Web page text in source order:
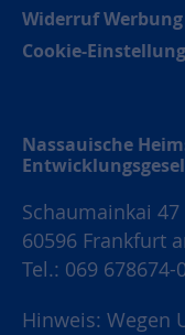
Widerruf Werbung
Cookie-
Nassauische
Schaumainkai 47
60596 Frankfurt
Tel.: 069 678674-
Hinweis: Wegen